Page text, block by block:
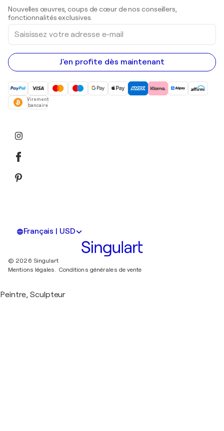
Peintures acryliques
Nouvelles œuvres, coups de cœur de nos conseillers,
fonctionnalités exclusives.
Saisissez
votre
adresse
e-
mail
J'en profite dès maintenant
Virement
bancaire
Français | USD
© 2026 Singulart
Mentions légales. Conditions générales de vente
Peintre, Sculpteur